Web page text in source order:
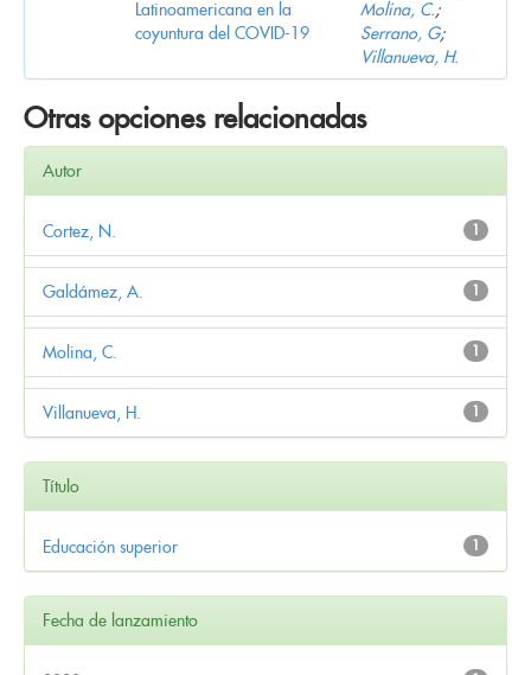
Latinoamericana en la
coyuntura del COVID-19
Molina, C.;
Serrano, G;
Villanueva, H.
Otras opciones relacionadas
Autor
1
Cortez, N.
1
Galdámez, A.
1
Molina, C.
1
Villanueva, H.
Título
1
Educación superior
Fecha de lanzamiento